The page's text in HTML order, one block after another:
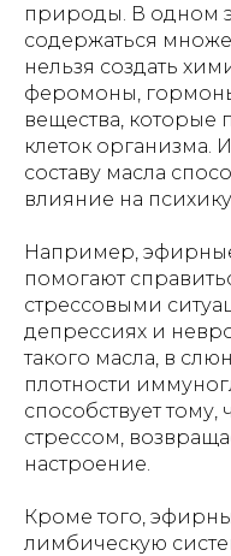
природы. В одном
содержаться
нельзя создать
феромоны,
вещества, которые
клеток организма.
составу масла
влияние на
Например,
помогают
стрессовыми
депрессиях и
такого масла, в
плотности
способствует тому,
стрессом,
настроение.
Кроме того,
лимбическую